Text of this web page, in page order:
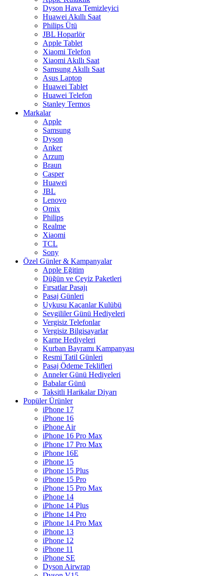
Dyson Hava Temizleyici
Huawei Akıllı Saat
Philips Ütü
JBL Hoparlör
Apple Tablet
Xiaomi Telefon
Xiaomi Akıllı Saat
Samsung Akıllı Saat
Asus Laptop
Huawei Tablet
Huawei Telefon
Stanley Termos
Markalar
Apple
Samsung
Dyson
Anker
Arzum
Braun
Casper
Huawei
JBL
Lenovo
Omix
Philips
Realme
Xiaomi
TCL
Sony
Özel Günler & Kampanyalar
Apple Eğitim
Düğün ve Çeyiz Paketleri
Fırsatlar Pasajı
Pasaj Günleri
Uykusu Kaçanlar Kulübü
Sevgililer Günü Hediyeleri
Vergisiz Telefonlar
Vergisiz Bilgisayarlar
Karne Hediyeleri
Kurban Bayramı Kampanyası
Resmi Tatil Günleri
Pasaj Ödeme Teklifleri
Anneler Günü Hediyeleri
Babalar Günü
Taksitli Harikalar Diyarı
Popüler Ürünler
iPhone 17
iPhone 16
iPhone Air
iPhone 16 Pro Max
iPhone 17 Pro Max
iPhone 16E
iPhone 15
iPhone 15 Plus
iPhone 15 Pro
iPhone 15 Pro Max
iPhone 14
iPhone 14 Plus
iPhone 14 Pro
iPhone 14 Pro Max
iPhone 13
iPhone 12
iPhone 11
iPhone SE
Dyson Airwrap